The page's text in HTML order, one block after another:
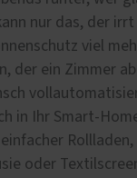
nur das, der
viel
der ein Zimmer
in Ihr Smart-
oder